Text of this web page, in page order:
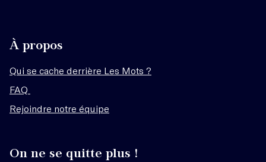
À propos
Qui se cache derrière Les Mots ?
FAQ
Rejoindre notre équipe
On ne se quitte plus !